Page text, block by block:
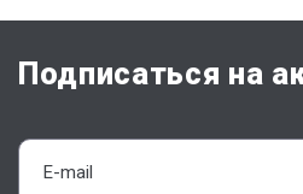
Подписаться на